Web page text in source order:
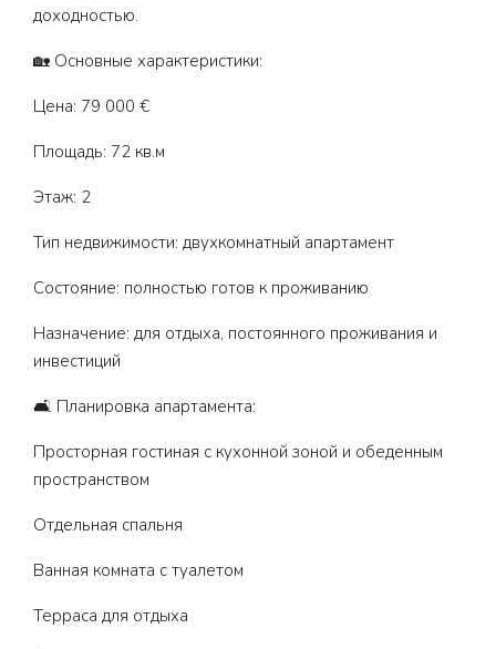
доходностью.
🏡 Основные характеристики:
Цена: 79 000 €
Площадь: 72 кв.м
Этаж: 2
Тип недвижимости: двухкомнатный апартамент
Состояние: полностью готов к проживанию
Назначение: для отдыха, постоянного проживания и
инвестиций
🛋️ Планировка апартамента:
Просторная гостиная с кухонной зоной и обеденным
пространством
Отдельная спальня
Ванная комната с туалетом
Терраса для отдыха